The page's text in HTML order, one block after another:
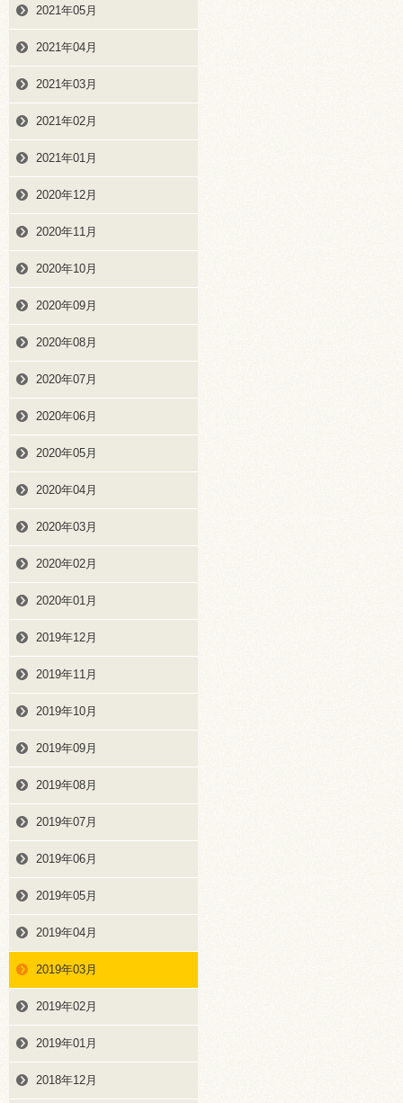
2021年05月
2021年04月
2021年03月
2021年02月
2021年01月
2020年12月
2020年11月
2020年10月
2020年09月
2020年08月
2020年07月
2020年06月
2020年05月
2020年04月
2020年03月
2020年02月
2020年01月
2019年12月
2019年11月
2019年10月
2019年09月
2019年08月
2019年07月
2019年06月
2019年05月
2019年04月
2019年03月
2019年02月
2019年01月
2018年12月